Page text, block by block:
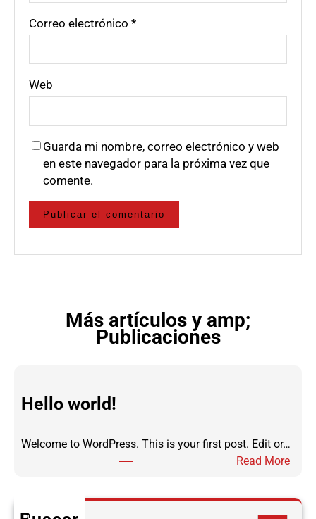
Correo electrónico *
Web
Guarda mi nombre, correo electrónico y web
en este navegador para la próxima vez que
comente.
Más artículos y amp;
Publicaciones
Hello world!
Welcome to WordPress. This is your first post. Edit or…
Read More: